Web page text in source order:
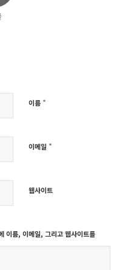
이름 *
이메일 *
웹사이트
이름, 이메일, 그리고 웹사이트를